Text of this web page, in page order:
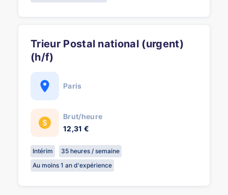
Trieur Postal national (urgent)
(h/f)
Paris
Brut/heure
12,31 €
Intérim
35 heures / semaine
Au moins 1 an d'expérience